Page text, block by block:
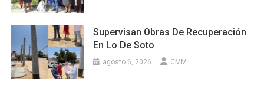
Supervisan Obras De Recuperación
En Lo De Soto
agosto 6, 2026 CMM